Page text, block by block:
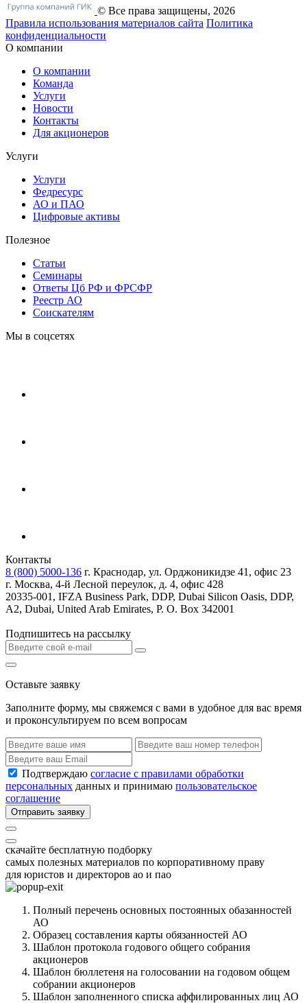
© Все права защищены, 2026
Правила использования материалов сайта Политика
конфиденциальности
О компании
О компании
Команда
Услуги
Новости
Контакты
Для акционеров
Услуги
Услуги
Федресурс
АО и ПАО
Цифровые активы
Полезное
Статьи
Cеминары
Ответы Цб РФ и ФРСФР
Реестр АО
Соискателям
Мы в соцсетях
Контакты
8 (800) 5000-136 г. Краснодар, ул. Орджоникидзе 41, офис 23
г. Москва, 4-й Лесной переулок, д. 4, офис 428
20335-001, IFZA Business Park, DDP, Dubai Silicon Oasis, DDP,
A2, Dubai, United Arab Emirates, P. O. Box 342001
Подпишитесь на рассылку
Оставьте заявку
Заполните форму, мы свяжемся с вами в удобное для вас время
и проконсультируем по всем вопросам
Подтверждаю согласие с правилами обработки
персональных данных и принимаю пользовательское
соглашение
Отправить заявку
скачайте бесплатную подборку
самых полезных материалов по корпоративному праву
для юристов и директоров ао и пао
Полный перечень основных постоянных обазанностей
АО
Образец составления карты обязанностей АО
Шаблон протокола годового общего собрания
акционеров
Шаблон бюллетеня на голосовании на годовом общем
собрании акционеров
Шаблон заполненного списка аффилированных лиц АО